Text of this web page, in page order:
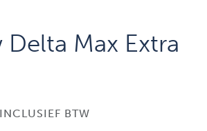
Delta Max Extra
INCLUSIEF BTW